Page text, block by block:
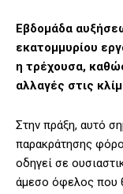
Εβδομάδα
εκατομμυρίου
η τρέχουσα,
αλλαγές στις
Στην πράξη, αυτό
παρακράτησης
οδηγεί σε
άμεσο όφελος που